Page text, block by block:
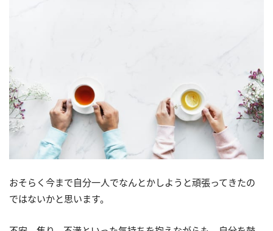
おそらく今まで自分一人でなんとかしようと頑張ってきたの
ではないかと思います。